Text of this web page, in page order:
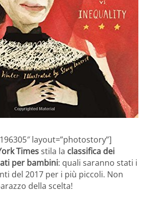
layout=”photostory”]
Timesstila la classifica dei
per bambini: quali saranno stati i
del 2017 per i più piccoli. Non
della scelta!